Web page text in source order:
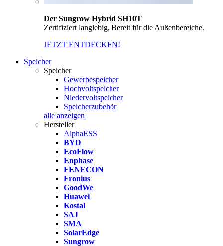
Der Sungrow Hybrid SH10T
Zertifiziert langlebig, Bereit für die Außenbereiche.
JETZT ENTDECKEN!
Speicher
Speicher
Gewerbespeicher
Hochvoltspeicher
Niedervoltspeicher
Speicherzubehör
alle anzeigen
Hersteller
AlphaESS
BYD
EcoFlow
Enphase
FENECON
Fronius
GoodWe
Huawei
Kostal
SAJ
SMA
SolarEdge
Sungrow